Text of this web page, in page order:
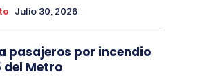
Julio 30, 2026
pasajeros por incendio
del Metro